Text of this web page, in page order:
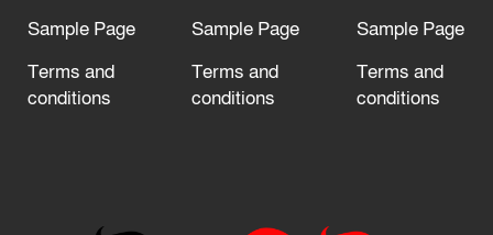
Sample Page
Terms and
conditions
Sample Page
Terms and
conditions
Sample Page
Terms and
conditions